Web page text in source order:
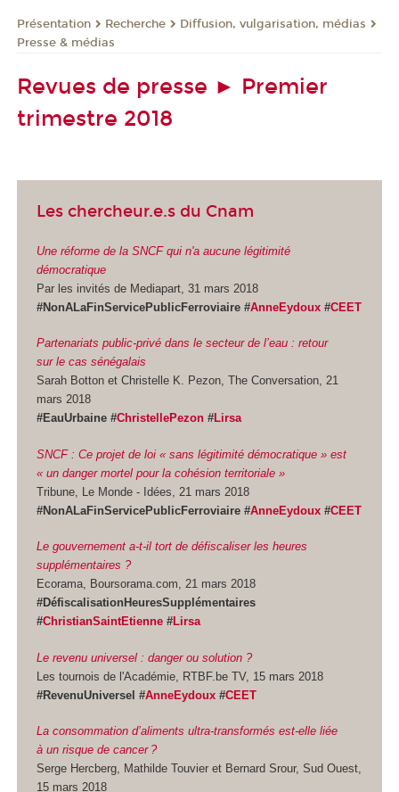
Présentation Recherche
Diffusion, vulgarisation, médias
Presse & médias
Revues de presse ► Premier
trimestre 2018
Les chercheur.e.s du Cnam
Une réforme de la SNCF qui n'a aucune légitimité
démocratique
Par les invités de Mediapart, 31 mars 2018
#NonALaFinServicePublicFerroviaire #AnneEydoux #CEET
Partenariats public-privé dans le secteur de l’eau : retour
sur le cas sénégalais
Sarah Botton et Christelle K. Pezon, The Conversation, 21
mars 2018
#EauUrbaine #ChristellePezon #Lirsa
SNCF : Ce projet de loi « sans légitimité démocratique » est
« un danger mortel pour la cohésion territoriale »
Tribune, Le Monde - Idées, 21 mars 2018
#NonALaFinServicePublicFerroviaire #AnneEydoux #CEET
Le gouvernement a-t-il tort de défiscaliser les heures
supplémentaires ?
Ecorama, Boursorama.com, 21 mars 2018
#DéfiscalisationHeuresSupplémentaires
#ChristianSaintEtienne #Lirsa
Le revenu universel : danger ou solution ?
Les tournois de l'Académie, RTBF.be TV, 15 mars 2018
#RevenuUniversel #AnneEydoux #CEET
La consommation d’aliments ultra-transformés est-elle liée
à un risque de cancer ?
Serge Hercberg, Mathilde Touvier et Bernard Srour, Sud Ouest,
15 mars 2018